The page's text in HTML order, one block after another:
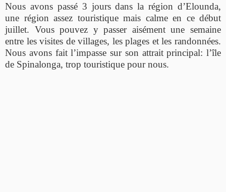
Nous avons passé 3 jours dans la région d’Elounda,
une région assez touristique mais calme en ce début
juillet. Vous pouvez y passer aisément une semaine
entre les visites de villages, les plages et les randonnées.
Nous avons fait l’impasse sur son attrait principal: l’île
de Spinalonga, trop touristique pour nous.